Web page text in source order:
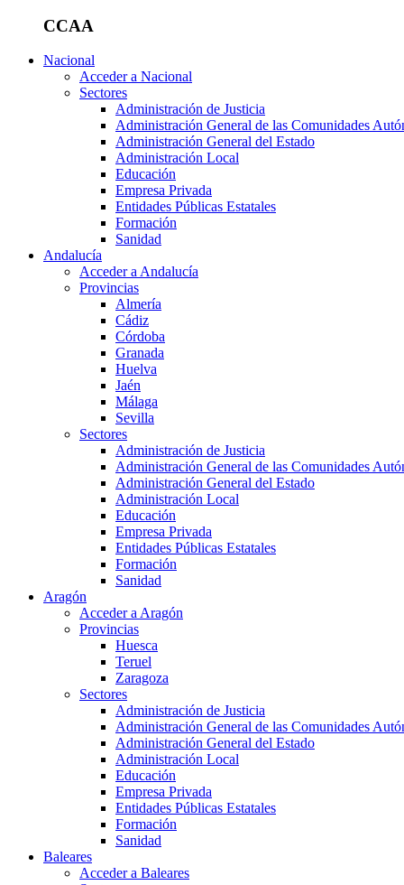
CCAA
Nacional
Acceder a Nacional
Sectores
Administración de Justicia
Administración General de las Comunidades
Administración General del Estado
Administración Local
Educación
Empresa Privada
Entidades Públicas Estatales
Formación
Sanidad
Andalucía
Acceder a Andalucía
Provincias
Almería
Cádiz
Córdoba
Granada
Huelva
Jaén
Málaga
Sevilla
Sectores
Administración de Justicia
Administración General de las Comunidades
Administración General del Estado
Administración Local
Educación
Empresa Privada
Entidades Públicas Estatales
Formación
Sanidad
Aragón
Acceder a Aragón
Provincias
Huesca
Teruel
Zaragoza
Sectores
Administración de Justicia
Administración General de las Comunidades
Administración General del Estado
Administración Local
Educación
Empresa Privada
Entidades Públicas Estatales
Formación
Sanidad
Baleares
Acceder a Baleares